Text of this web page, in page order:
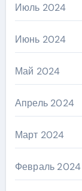
Июль 2024
Июнь 2024
Май 2024
Апрель 2024
Март 2024
Февраль 2024